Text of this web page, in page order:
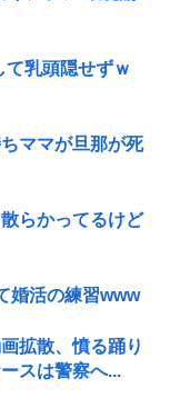
て乳頭隠せずｗ
ママが旦那が死
らかってるけど
婚活の練習www
拡散、憤る踊り
スは警察へ...